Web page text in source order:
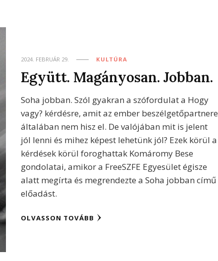
2024. FEBRUÁR 29. KULTÚRA
Együtt. Magányosan. Jobban.
Soha jobban. Szól gyakran a szófordulat a Hogy
vagy? kérdésre, amit az ember beszélgetőpartnere
általában nem hisz el. De valójában mit is jelent
jól lenni és mihez képest lehetünk jól? Ezek körül a
kérdések körül foroghattak Komáromy Bese
gondolatai, amikor a FreeSZFE Egyesület égisze
alatt megírta és megrendezte a Soha jobban című
előadást.
OLVASSON TOVÁBB